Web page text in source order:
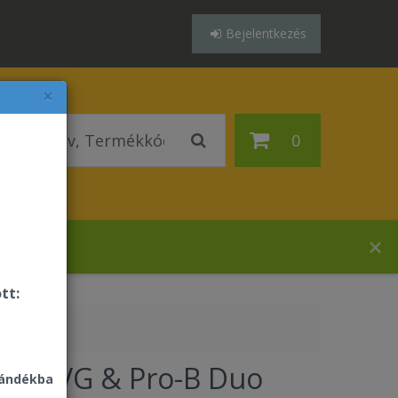
×
Bejelentkezés
0
AVG & Pro-B Duo